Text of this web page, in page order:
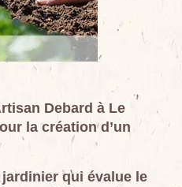
Debard à Le
la création d’un
qui évalue le